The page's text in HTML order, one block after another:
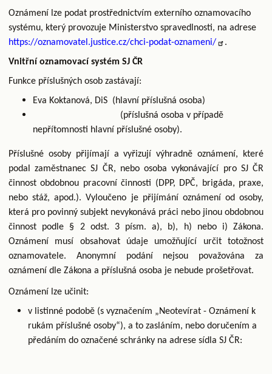
Oznámení lze podat prostřednictvím externího oznamovacího
systému, který provozuje Ministerstvo spravedlnosti, na adrese
https://oznamovatel.justice.cz/chci-podat-oznameni/
.
Vnitřní oznamovací systém SJ ČR
Funkce příslušných osob zastávají:
Eva Koktanová, DiS (hlavní příslušná osoba)
(příslušná osoba v případě
nepřítomnosti hlavní příslušné osoby).
Příslušné osoby přijímají a vyřizují výhradně oznámení, které
podal zaměstnanec SJ ČR, nebo osoba vykonávající pro SJ ČR
činnost obdobnou pracovní činnosti (DPP, DPČ, brigáda, praxe,
nebo stáž, apod.). Vyloučeno je přijímání oznámení od osoby,
která pro povinný subjekt nevykonává práci nebo jinou obdobnou
činnost podle § 2 odst. 3 písm. a), b), h) nebo i) Zákona.
Oznámení musí obsahovat údaje umožňující určit totožnost
oznamovatele. Anonymní podání nejsou považována za
oznámení dle Zákona a příslušná osoba je nebude prošetřovat.
Oznámení lze učinit:
v listinné podobě (s vyznačením „Neotevírat - Oznámení k
rukám příslušné osoby“), a to zasláním, nebo doručením a
předáním do označené schránky na adrese sídla SJ ČR: